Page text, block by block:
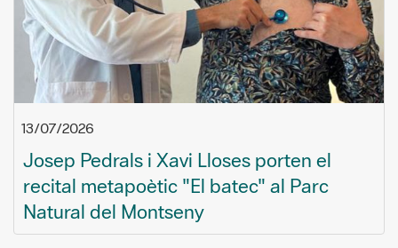
13/07/2026
Josep Pedrals i Xavi Lloses porten el
recital metapoètic "El batec" al Parc
Natural del Montseny